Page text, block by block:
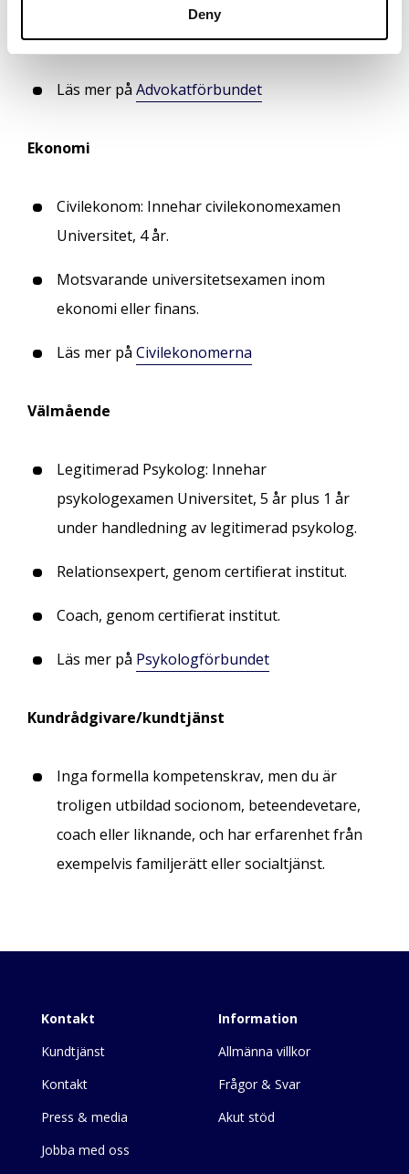
Deny
år samt arbetat som jurist i 3 år och avklarat
advokatexamen.
Läs mer på Advokatförbundet
Ekonomi
Civilekonom: Innehar civilekonomexamen
Universitet, 4 år.
Motsvarande universitetsexamen inom
ekonomi eller finans.
Läs mer på Civilekonomerna
Välmående
Legitimerad Psykolog: Innehar
psykologexamen Universitet, 5 år plus 1 år
under handledning av legitimerad psykolog.
Relationsexpert, genom certifierat institut.
Coach, genom certifierat institut.
Läs mer på Psykologförbundet
Kundrådgivare/kundtjänst
Inga formella kompetenskrav, men du är
troligen utbildad socionom, beteendevetare,
coach eller liknande, och har erfarenhet från
exempelvis familjerätt eller socialtjänst.
Kontakt
Kundtjänst
Kontakt
Press & media
Jobba med oss
Information
Allmänna villkor
Frågor & Svar
Akut stöd